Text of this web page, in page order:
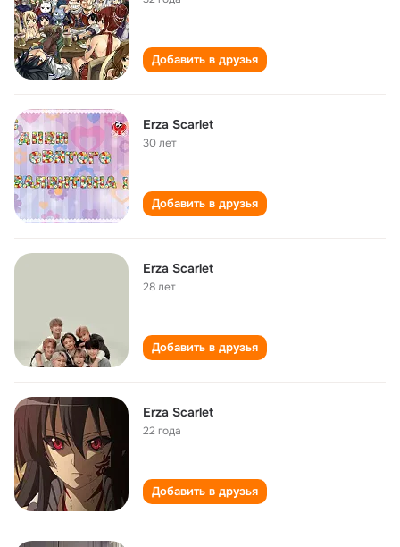
Добавить в друзья
Erza Scarlet
30 лет
Добавить в друзья
Erza Scarlet
28 лет
Добавить в друзья
Erza Scarlet
22 года
Добавить в друзья